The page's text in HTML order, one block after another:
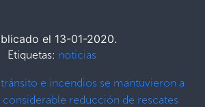
el 13-01-2020.
Etiquetas: noticias
e incendios se mantuvieron a
considerable reducción de rescates